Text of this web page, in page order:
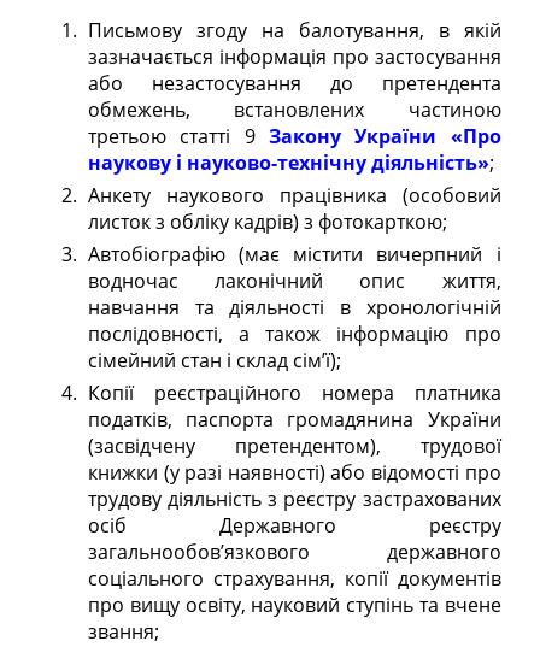
Письмову згоду на балотування, в якій
зазначається інформація про застосування
або незастосування до претендента
обмежень, встановлених частиною
третьою статті 9 Закону України «Про
наукову і науково-технічну діяльність»;
Анкету наукового працівника (особовий
листок з обліку кадрів) з фотокарткою;
Автобіографію (має містити вичерпний і
водночас лаконічний опис життя,
навчання та діяльності в хронологічній
послідовності, а також інформацію про
сімейний стан і склад сім’ї);
Копії реєстраційного номера платника
податків, паспорта громадянина України
(засвідчену претендентом), трудової
книжки (у разі наявності) або відомості про
трудову діяльність з реєстру застрахованих
осіб Державного реєстру
загальнообов’язкового державного
соціального страхування, копії документів
про вищу освіту, науковий ступінь та вчене
звання;